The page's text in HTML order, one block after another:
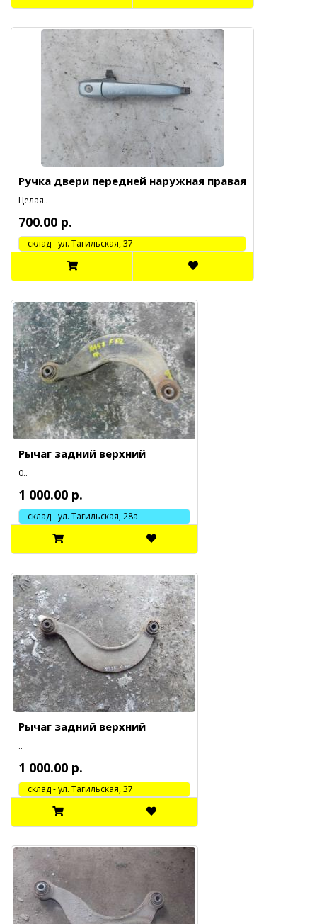
Ручка двери передней наружная правая
Целая..
700.00 р.
cклад - ул. Тагильская, 37
Рычаг задний верхний
0..
1 000.00 р.
склад - ул. Тагильская, 28а
Рычаг задний верхний
..
1 000.00 р.
cклад - ул. Тагильская, 37